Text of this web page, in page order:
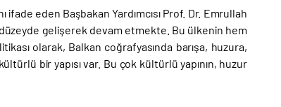
ifade eden Başbakan Yardımcısı Prof. Dr. Emrullah
gelişerek devam etmekte. Bu ülkenin hem
olarak, Balkan coğrafyasında barışa, huzura,
bir yapısı var. Bu çok kültürlü yapının, huzur